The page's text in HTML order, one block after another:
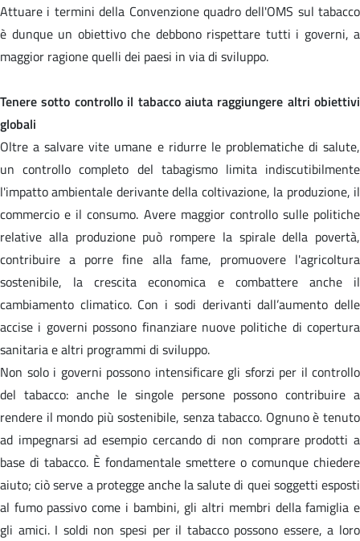
Attuare i termini della Convenzione quadro dell'OMS sul tabacco
è dunque un obiettivo che debbono rispettare tutti i governi, a
maggior ragione quelli dei paesi in via di sviluppo.
Tenere sotto controllo il tabacco aiuta raggiungere altri obiettivi
globali
Oltre a salvare vite umane e ridurre le problematiche di salute,
un controllo completo del tabagismo limita indiscutibilmente
l'impatto ambientale derivante della coltivazione, la produzione, il
commercio e il consumo. Avere maggior controllo sulle politiche
relative alla produzione può rompere la spirale della povertà,
contribuire a porre fine alla fame, promuovere l'agricoltura
sostenibile, la crescita economica e combattere anche il
cambiamento climatico. Con i sodi derivanti dall’aumento delle
accise i governi possono finanziare nuove politiche di copertura
sanitaria e altri programmi di sviluppo.
Non solo i governi possono intensificare gli sforzi per il controllo
del tabacco: anche le singole persone possono contribuire a
rendere il mondo più sostenibile, senza tabacco. Ognuno è tenuto
ad impegnarsi ad esempio cercando di non comprare prodotti a
base di tabacco. È fondamentale smettere o comunque chiedere
aiuto; ciò serve a protegge anche la salute di quei soggetti esposti
al fumo passivo come i bambini, gli altri membri della famiglia e
gli amici. I soldi non spesi per il tabacco possono essere, a loro